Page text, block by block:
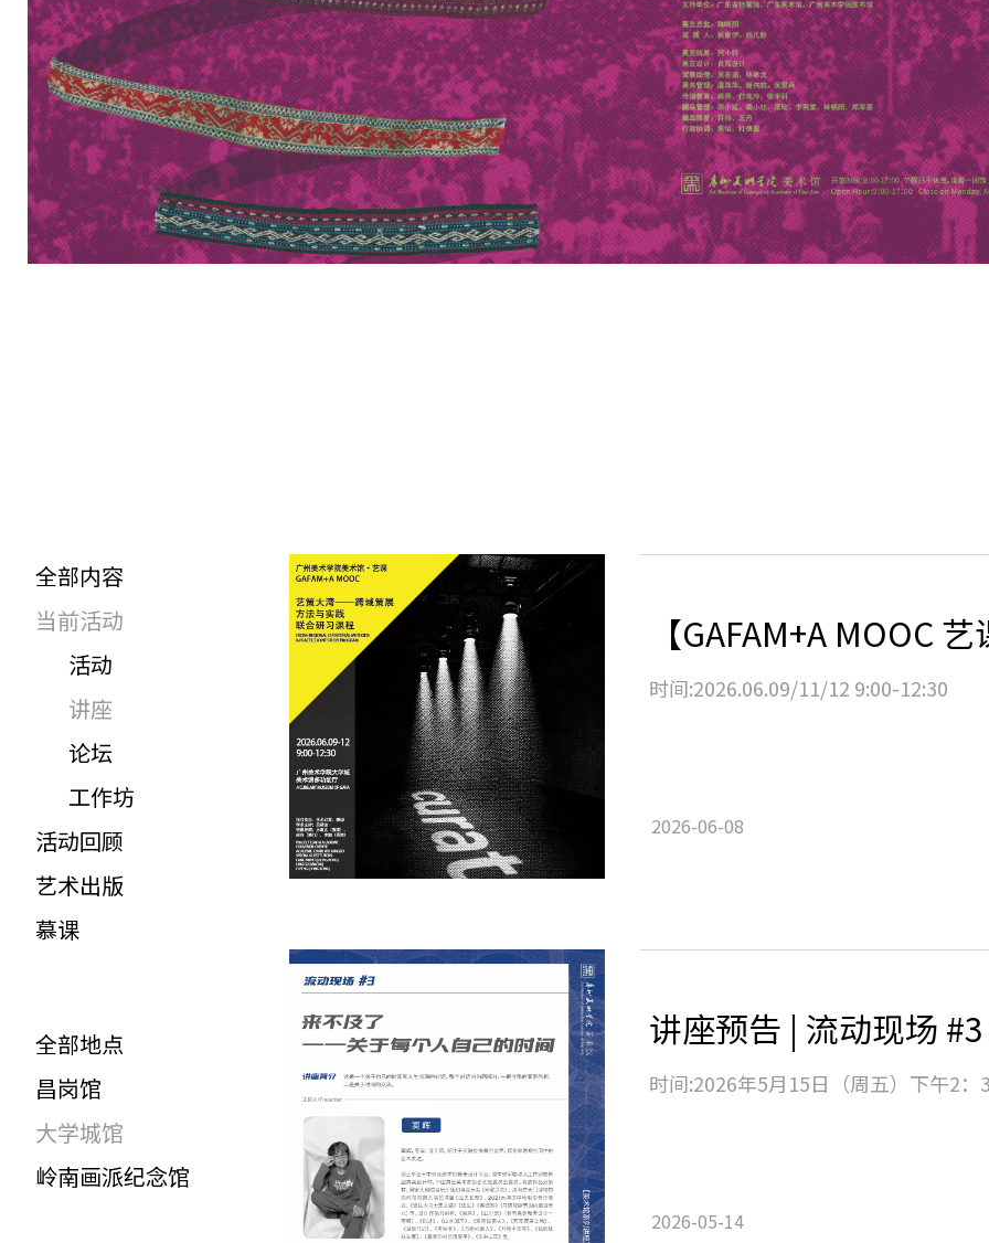
全部内容
当前活动
活动
讲座
论坛
工作坊
活动回顾
艺术出版
慕课
全部地点
昌岗馆
大学城馆
岭南画派纪念馆
时间:2026.06.09/11/12 9:00-12:30
2026-06-08
时间:2026年5月15日（周五）下午2：
2026-05-14